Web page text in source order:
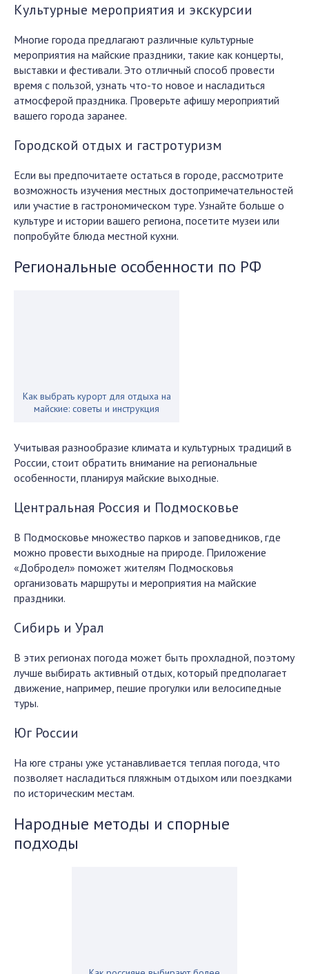
Культурные мероприятия и экскурсии
Многие города предлагают различные культурные
мероприятия на майские праздники, такие как концерты,
выставки и фестивали. Это отличный способ провести
время с пользой, узнать что-то новое и насладиться
атмосферой праздника. Проверьте афишу мероприятий
вашего города заранее.
Городской отдых и гастротуризм
Если вы предпочитаете остаться в городе, рассмотрите
возможность изучения местных достопримечательностей
или участие в гастрономическом туре. Узнайте больше о
культуре и истории вашего региона, посетите музеи или
попробуйте блюда местной кухни.
Региональные особенности по РФ
Как выбрать курорт для отдыха на
майские: советы и инструкция
Учитывая разнообразие климата и культурных традиций в
России, стоит обратить внимание на региональные
особенности, планируя майские выходные.
Центральная Россия и Подмосковье
В Подмосковье множество парков и заповедников, где
можно провести выходные на природе. Приложение
«Добродел» поможет жителям Подмосковья
организовать маршруты и мероприятия на майские
праздники.
Сибирь и Урал
В этих регионах погода может быть прохладной, поэтому
лучше выбирать активный отдых, который предполагает
движение, например, пешие прогулки или велосипедные
туры.
Юг России
На юге страны уже устанавливается теплая погода, что
позволяет насладиться пляжным отдыхом или поездками
по историческим местам.
Народные методы и спорные
подходы